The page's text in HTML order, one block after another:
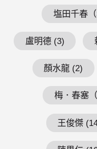
塩田千春
盧明德 (3)
顏水龍 (2)
梅．春塞
王俊傑